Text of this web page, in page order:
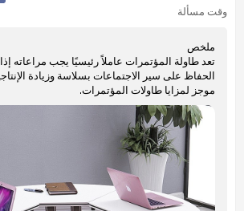
وقت مسألة
ملخص
تعد طاولة المؤتمرات عاملاً رئيسيًا يجب مراعاته
الحفاظ على سير الاجتماعات بسلاسة وزيادة
موجز لمزايا طاولات المؤتمرات.